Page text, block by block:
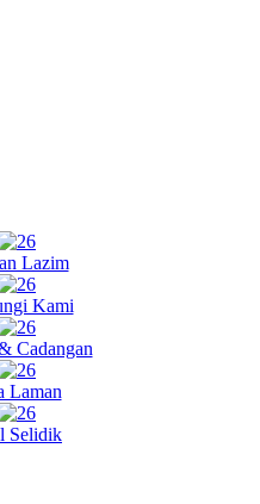
Lazim
Kami
Cadangan
Laman
Selidik